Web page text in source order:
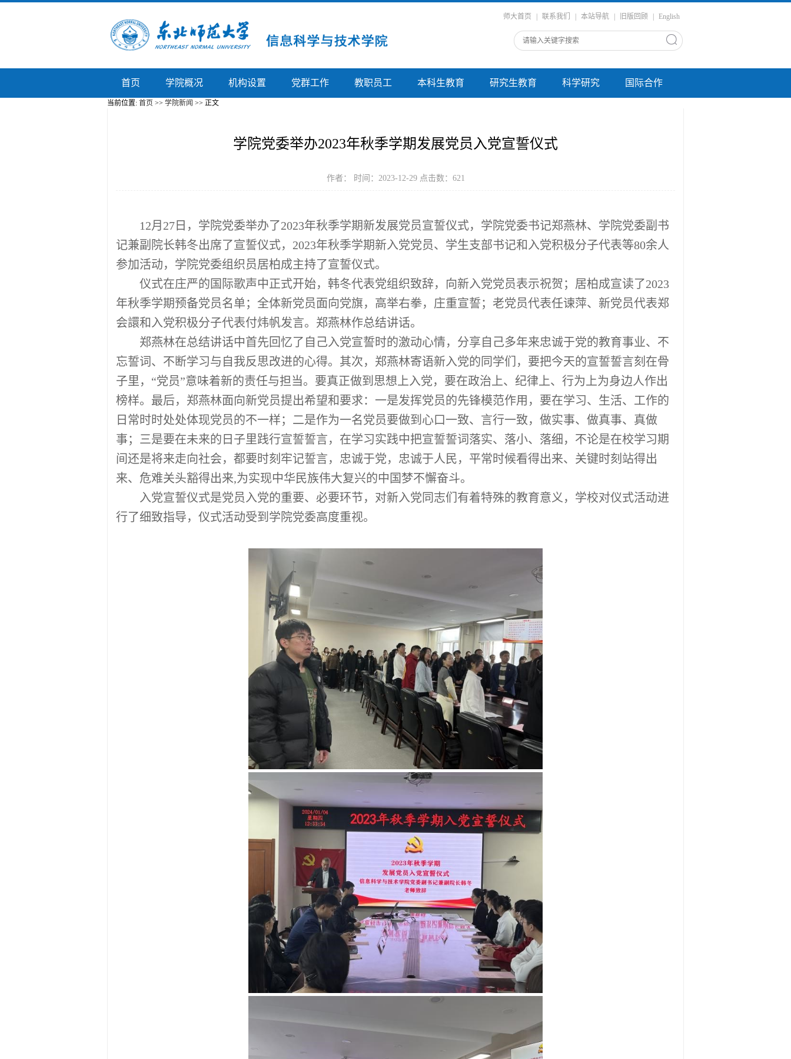
师大首页 联系我们 本站导航 旧版回顾 English
首页 学院概况 机构设置 党群工作 教职员工 本科生教育 研究生教育 科学研究 国际合作
当前位置: 首页 >> 学院新闻 >> 正文
学院党委举办2023年秋季学期发展党员入党宣誓仪式
作者： 时间：2023-12-29 点击数： 621
12月 27 日，学院党委举办了2023年秋季学期新发展党员宣誓仪式，学院党委书记郑燕林、学院党委副书
记兼副院长韩冬出席了宣誓仪式， 2023年秋季学期新入党党员、学生支部书记和入党积极分子代表等80余人
参加活动，学院党委组织员居柏成主持了宣誓仪式。
仪式在庄严的国际歌声中正式开始，韩冬代表党组织致辞，向新入党党员表示祝贺；居柏成宣读了2023
年秋季学期预备党员名单；全体新党员面向党旗，高举右拳，庄重宣誓；老党员代表任谏萍、新党员代表郑
会譞和入党积极分子代表付炜帆发言。郑燕林作总结讲话。
郑燕林在总结讲话中首先回忆了自己入党宣誓时的激动心情，分享自己多年来忠诚于党的教育事业、不
忘誓词、不断学习与自我反思改进的心得。其次，郑燕林寄语新入党的同学们，要把今天的宣誓誓言刻在骨
子里，“党员”意味着新的责任与担当。要真正做到思想上入党，要在政治上、纪律上、行为上为身边人作出
榜样。最后，郑燕林面向新党员提出希望和要求：一是发挥党员的先锋模范作用，要在学习、生活、工作的
日常时时处处体现党员的不一样；二是作为一名党员要做到心口一致、言行一致，做实事、做真事、真做
事；三是要在未来的日子里践行宣誓誓言，在学习实践中把宣誓誓词落实、落小、落细，不论是在校学习期
间还是将来走向社会，都要时刻牢记誓言，忠诚于党，忠诚于人民，平常时候看得出来、关键时刻站得出
来、危难关头豁得出来,为实现中华民族伟大复兴的中国梦不懈奋斗。
入党宣誓仪式是党员入党的重要、必要环节，对新入党同志们有着特殊的教育意义，学校对仪式活动进
行了细致指导，仪式活动受到学院党委高度重视。